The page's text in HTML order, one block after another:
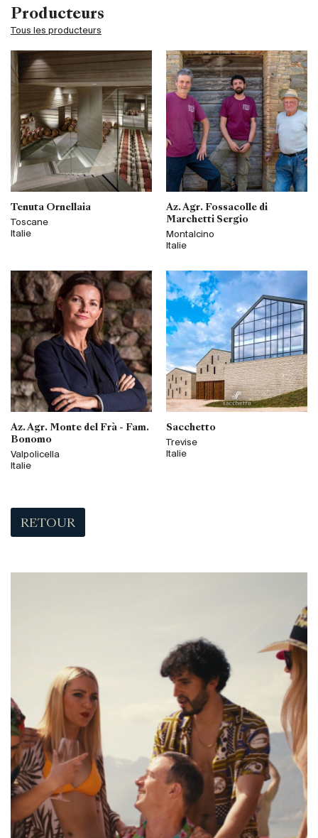
Producteurs
Tous les producteurs
Tenuta Ornellaia
Toscane
Italie
Az. Agr. Fossacolle di
Marchetti Sergio
Montalcino
Italie
Az. Agr. Monte del Frà - Fam.
Bonomo
Valpolicella
Italie
Sacchetto
Trevise
Italie
RETOUR